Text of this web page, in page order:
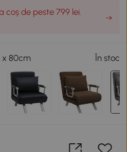
coș de peste 799 lei.
x 80cm În stoc